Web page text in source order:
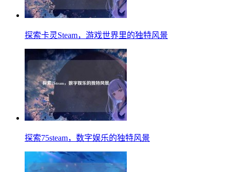
探索卡灵Steam，游戏世界里的独特风景
探索75steam，数字娱乐的独特风景